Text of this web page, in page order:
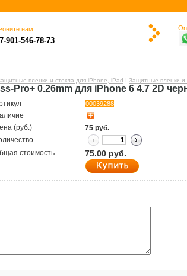
нам
901-546-78-73
пленки и стекла для iPhone, iPad Ι Защитные пленки и
Pro+ 0.26mm для iPhone 6 4.7 2D
00039288
(руб.)
75 руб.
стоимость
75.00 руб.